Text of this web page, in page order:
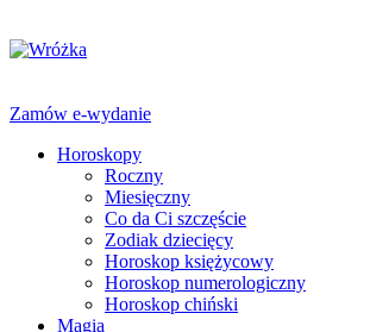
Zamów e-wydanie
Horoskopy
Roczny
Miesięczny
Co da Ci szczęście
Zodiak dziecięcy
Horoskop księżycowy
Horoskop numerologiczny
Horoskop chiński
Magia